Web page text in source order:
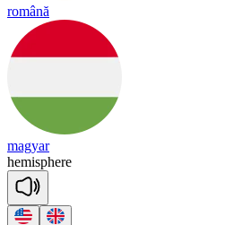
română
magyar
hemisphere